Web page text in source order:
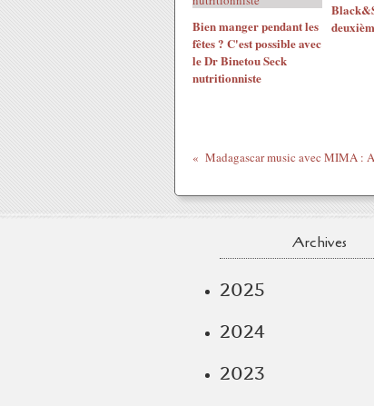
Bien manger pendant les
fêtes ? C'est possible avec
le Dr Binetou Seck
nutritionniste
Madagascar music avec MIMA :
Archives
2025
2024
2023